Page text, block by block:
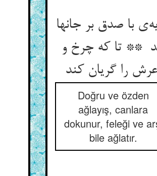
با صدق بر جانها
** تا که چرخ و
Doğru ve özden
ağlayış, canlara
dokunur, feleği ve
bile ağlatır.